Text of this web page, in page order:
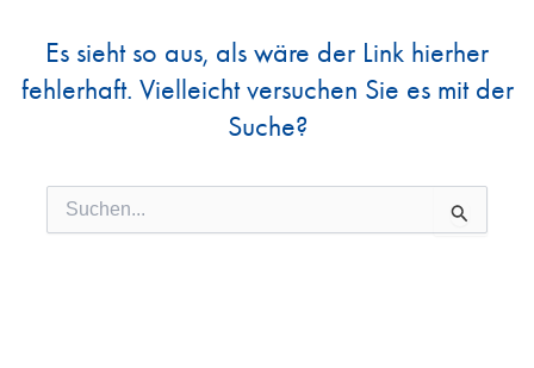
Es sieht so aus, als wäre der Link hierher
fehlerhaft. Vielleicht versuchen Sie es mit der
Suche?
nach: